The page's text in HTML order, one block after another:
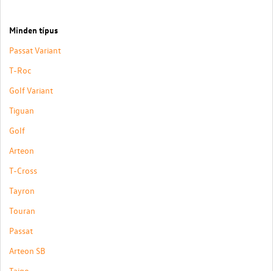
Minden típus
Passat Variant
T-Roc
Golf Variant
Tiguan
Golf
Arteon
T-Cross
Tayron
Touran
Passat
Arteon SB